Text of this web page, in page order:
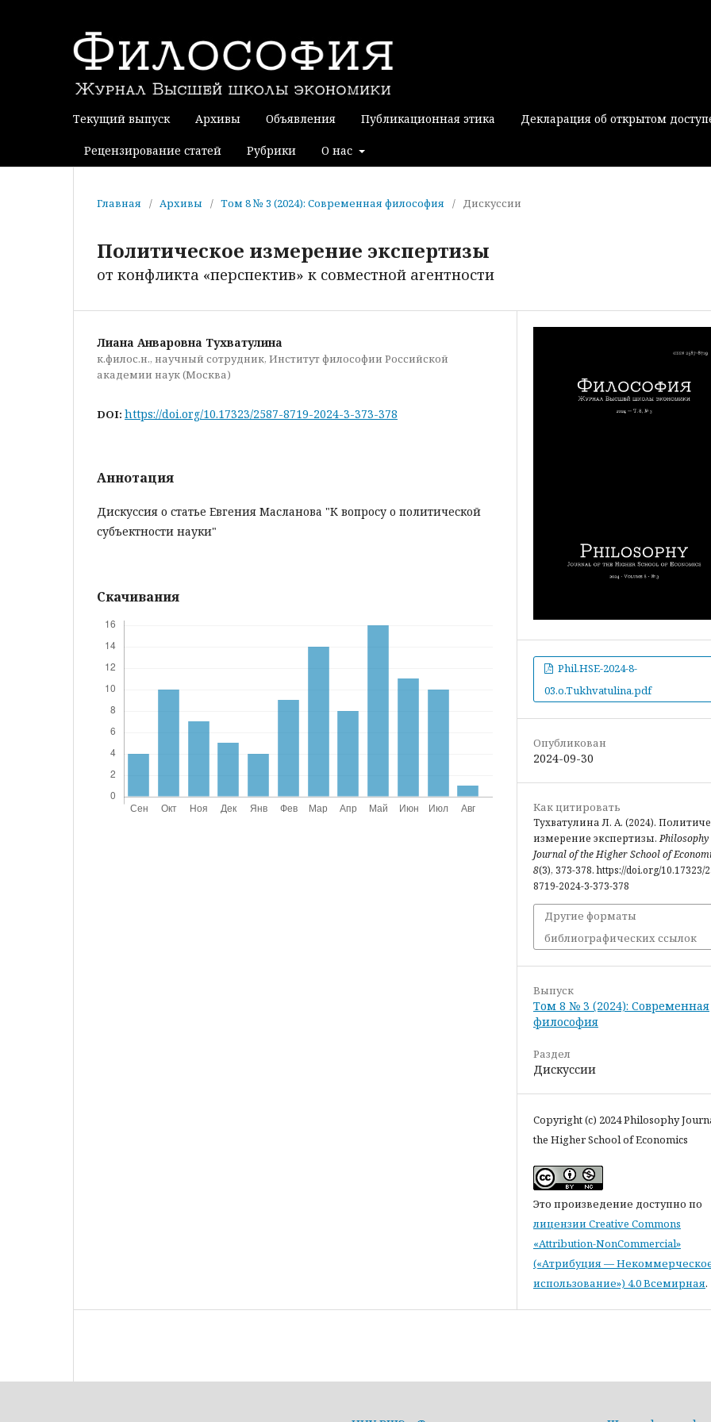
Текущий выпуск Архивы Объявления Публикационная этика Декларация об открытом
Рецензирование статей Рубрики О нас
Главная / Архивы / Том 8 № 3 (2024): Современная философия / Дискуссии
Политическое измерение экспертизы
от конфликта «перспектив» к совместной агентности
Лиана Анваровна Тухватулина
к.филос.н., научный сотрудник, Институт философии Российской
академии наук (Москва)
DOI: https://doi.org/10.17323/2587-8719-2024-3-373-378
Аннотация
Дискуссия о статье Евгения Масланова "К вопросу о политической
субъектности науки"
Скачивания
Phil.HSE-2024-8-
03.o.Tukhvatulina.pdf
Опубликован
2024-09-30
Как цитировать
Тухватулина Л. А. (2024).
измерение экспертизы.Philosophy
Journal of the Higher School of
8(3), 373-378. https://doi.org/10.17323/
8719-2024-3-373-378
Другие форматы
библиографических ссылок
Выпуск
Том 8 № 3 (2024): Современная
философия
Раздел
Дискуссии
Copyright (c) 2024 Philosophy
the Higher School of Economics
Это произведение доступно по
лицензии Creative Commons
«Attribution-NonCommercial»
(«Атрибуция —
использование») 4.0 Всемирная.